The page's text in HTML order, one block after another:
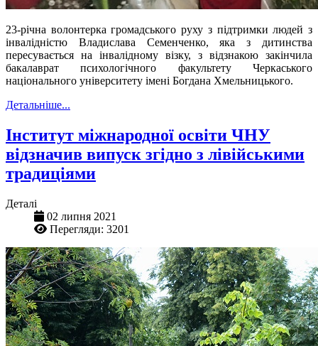
23-річна волонтерка громадського руху з підтримки людей з
інвалідністю Владислава Семенченко, яка з дитинства
пересувається на інвалідному візку, з відзнакою закінчила
бакалаврат психологічного факультету Черкаського
національного університету імені Богдана Хмельницького.
Детальніше...
Інститут міжнародної освіти ЧНУ
відзначив випуск згідно з лівійськими
традиціями
Деталі
02 липня 2021
Перегляди: 3201